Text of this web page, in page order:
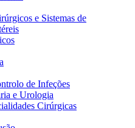
e Sistemas de
de Infeções
e Urologia
Cirúrgicas